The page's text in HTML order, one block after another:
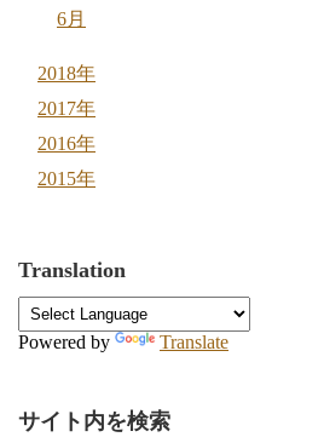
6月
2018年
2017年
2016年
2015年
Translation
Powered by Translate
サイト内を検索